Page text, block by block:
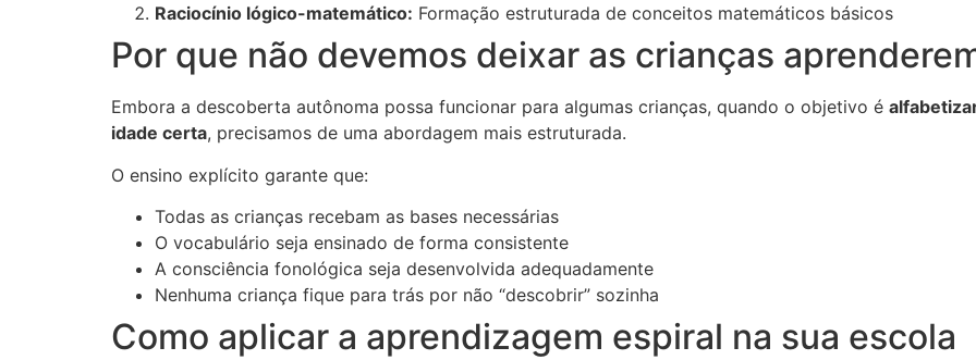
Raciocínio lógico-matemático: Formação estruturada de conceitos matemáticos básicos
Por que não devemos deixar as crianças
Embora a descoberta autônoma possa funcionar para algumas crianças, quando o objetivo é
idade certa, precisamos de uma abordagem mais estruturada.
O ensino explícito garante que:
Todas as crianças recebam as bases necessárias
O vocabulário seja ensinado de forma consistente
A consciência fonológica seja desenvolvida adequadamente
Nenhuma criança fique para trás por não “descobrir” sozinha
Como aplicar a aprendizagem espiral na sua escola